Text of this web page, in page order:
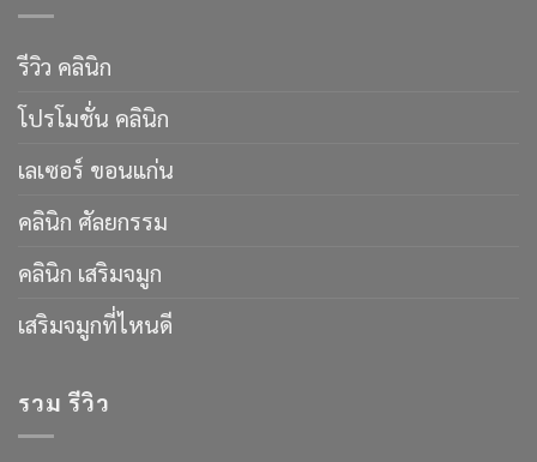
รีวิว คลินิก
โปรโมชั่น คลินิก
เลเซอร์ ขอนแก่น
คลินิก ศัลยกรรม
คลินิก เสริมจมูก
เสริมจมูกที่ไหนดี
รวม รีวิว